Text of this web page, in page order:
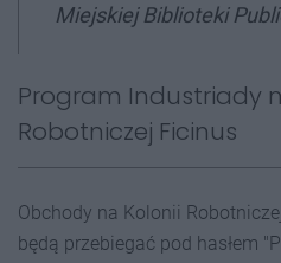
Miejskiej Biblioteki
Program Industriady
Robotniczej Ficinus
Obchody na Kolonii
będą przebiegać pod hasłem